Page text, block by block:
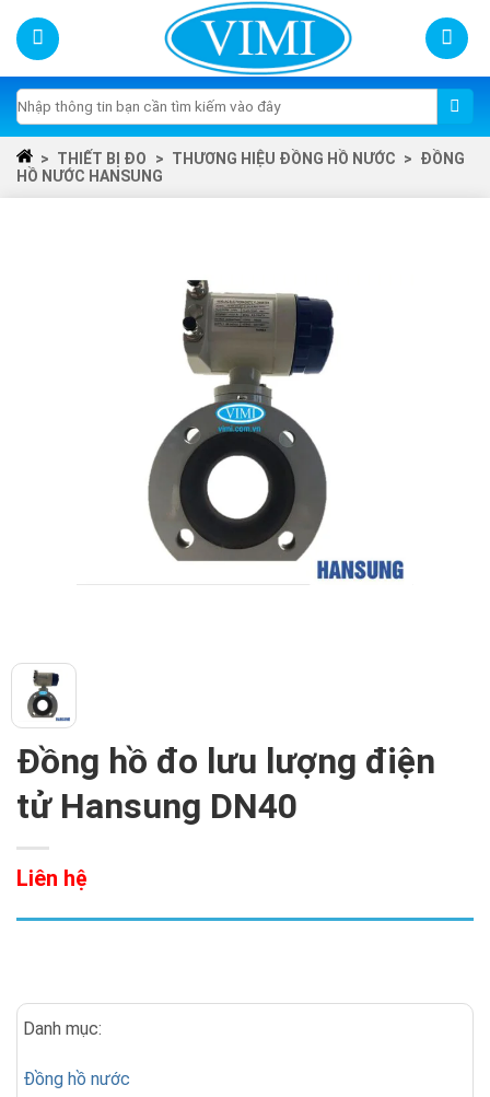
Skip
content
Tìm
kiếm:
> THIẾT BỊ ĐO > THƯƠNG HIỆU ĐỒNG HỒ NƯỚC > ĐỒNG
HỒ NƯỚC HANSUNG
Đồng hồ đo lưu lượng điện
tử Hansung DN40
Liên hệ
Danh mục:
Đồng hồ nước